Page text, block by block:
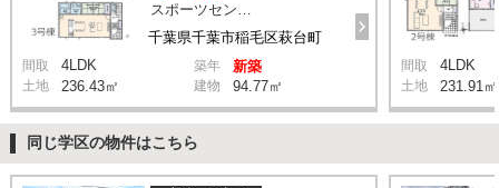
千葉県千葉市稲毛区萩台町
スポーツセンター駅 徒歩11分
間取 4LDK 築年 新築
土地 236.43㎡ 建物 94.77㎡
間取 4LDK
土地 231.91㎡
同じ学区の物件はこちら